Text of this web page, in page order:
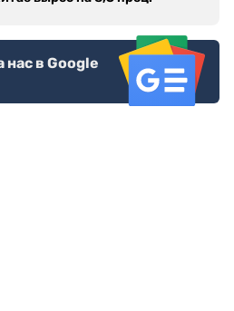
в Google